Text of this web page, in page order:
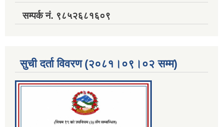
सम्पर्क नं. ९८५२६८१६०९
सुची दर्ता विवरण (२०८१।०९।०२ सम्म)